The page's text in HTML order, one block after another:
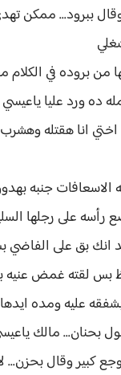
ببرود... ممكن
من بروده في الكلام
ده ورد عليا ياعيسي
انا هقتله
جنبه
رأسه على رجلها
انك بق على الفاضي
بس لقته غمض
عليه ومده ايدها
بحنان... مالك
كبير وقال بحزن... لا